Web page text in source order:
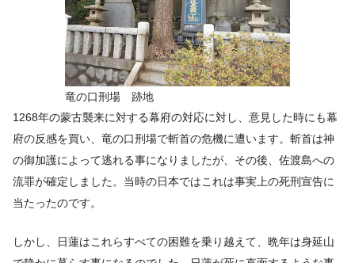
竜の口刑場 跡地
1268年の蒙古襲来に対する幕府の対応に対し、意見した時にも幕
府の反感を買い、竜の口刑場で斬首の危機に遭います。斬首は神
の御加護によって逃れる事になりましたが、その後、佐渡島への
流罪が確定しました。当時の日本ではこれは事実上の死刑宣告に
当たったのです。
しかし、日蓮はこれらすべての困難を乗り越えて、晩年は身延山